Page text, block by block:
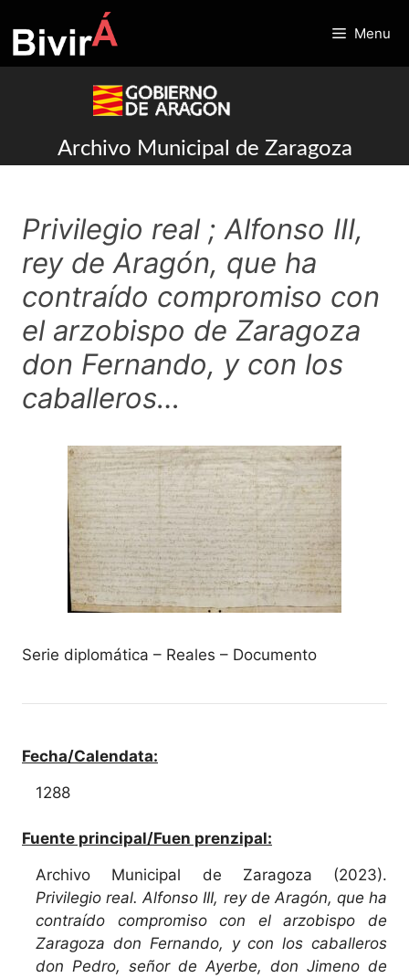
to
content
Menu
Archivo Municipal de Zaragoza
Privilegio real ; Alfonso III,
rey de Aragón, que ha
contraído compromiso con
el arzobispo de Zaragoza
don Fernando, y con los
caballeros…
Serie diplomática – Reales – Documento
Fecha/Calendata:
1288
Fuente principal/Fuen prenzipal:
Archivo Municipal de Zaragoza (2023).
Privilegio real. Alfonso III, rey de Aragón, que ha
contraído compromiso con el arzobispo de
Zaragoza don Fernando, y con los caballeros
don Pedro, señor de Ayerbe, don Jimeno de